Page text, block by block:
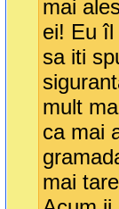
mai
ei! Eu îl
sa iti
mult
ca mai
mai